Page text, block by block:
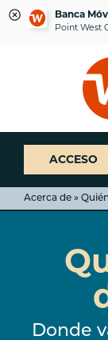
Banca
Point West
sesión
banca
web
ACCESO
Acerca de »
Donde